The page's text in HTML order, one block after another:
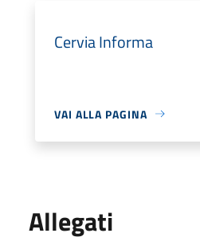
Cervia Informa
VAI ALLA PAGINA
Allegati